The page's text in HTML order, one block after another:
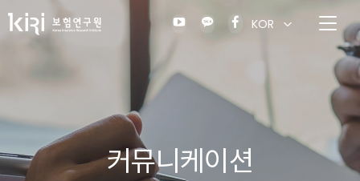
KOR
커뮤니케이션